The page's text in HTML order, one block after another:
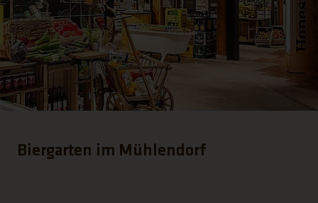
Biergarten im Mühlendorf